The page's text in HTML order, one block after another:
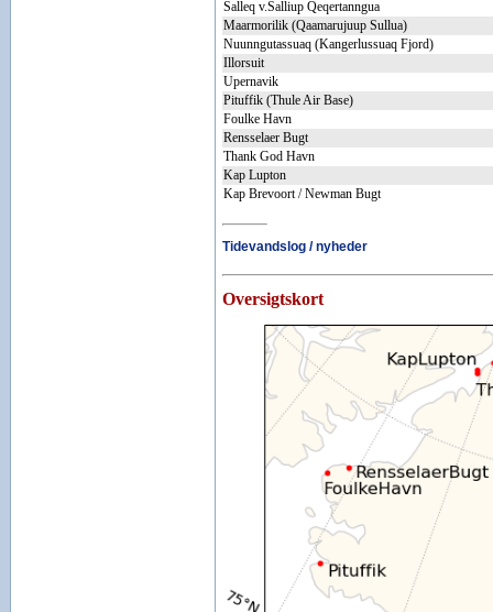
Salleq v.Salliup Qeqertanngua
Maarmorilik (Qaamarujuup Sullua)
Nuunngutassuaq (Kangerlussuaq Fjord)
Illorsuit
Upernavik
Pituffik (Thule Air Base)
Foulke Havn
Rensselaer Bugt
Thank God Havn
Kap Lupton
Kap Brevoort / Newman Bugt
Tidevandslog / nyheder
Oversigtskort